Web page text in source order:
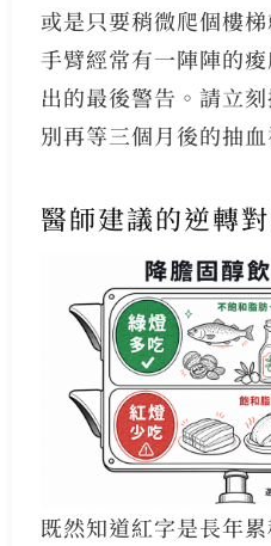
或是只要稍微爬個樓
手臂經常有一陣陣的
出的最後警告。請立
別再等三個月後的抽血
醫師建議的逆轉
既然知道紅字是長年